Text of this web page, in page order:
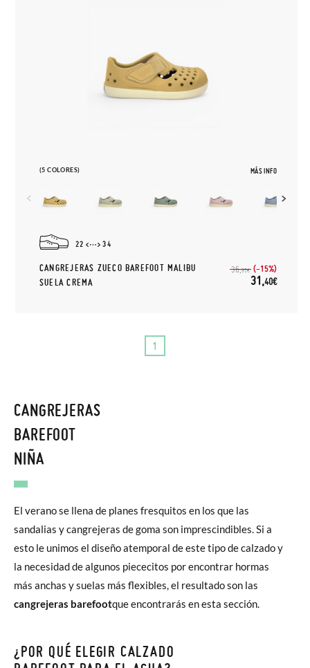
(5 COLORES) MÁS INFO
22 34
CANGREJERAS ZUECO BAREFOOT MALIBU
SUELA CREMA
36,95€ (-15%)
31,40€
1
CANGREJERAS
BAREFOOT
NIÑA
El verano se llena de planes fresquitos en los que las
sandalias y cangrejeras de goma son imprescindibles. Si a
esto le unimos el diseño atemporal de este tipo de calzado y
la necesidad de algunos piececitos por encontrar hormas
más anchas y suelas más flexibles, el resultado son las
cangrejeras barefootque encontrarás en esta sección.
¿POR QUÉ ELEGIR CALZADO